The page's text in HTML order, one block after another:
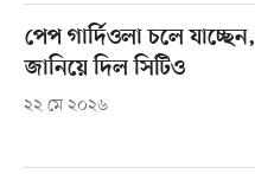
পেপ গার্দিওলা চলে যাচ্ছেন,
জানিয়ে দিল সিটিও
২২ মে ২০২৬